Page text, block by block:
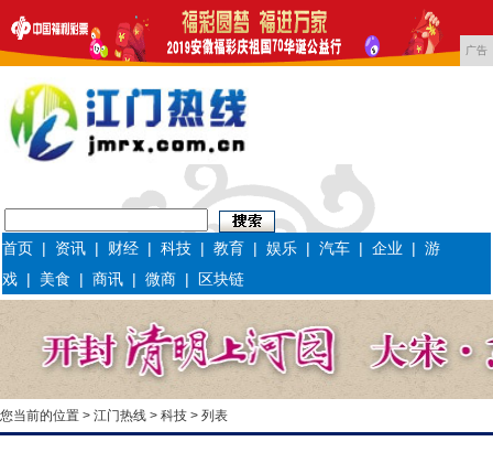
广告
首页 | 资讯 | 财经 |科技 |教育 |娱乐 |汽车 |企业 |游
戏 | 美食 |商讯 |微商 | 区块链
您当前的位置 > 江门热线 > 科技 > 列表